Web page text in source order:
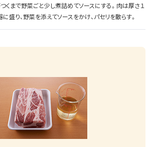
くまで野菜ごと少し煮詰めてソースにする。肉は厚さ１
盛り、野菜を添えてソースをかけ、パセリを散らす。